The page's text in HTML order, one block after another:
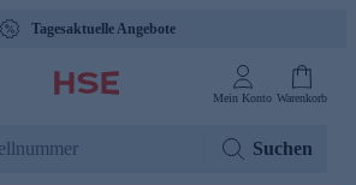
Tagesaktuelle Angebote
Mein Konto Warenkorb
Suchen